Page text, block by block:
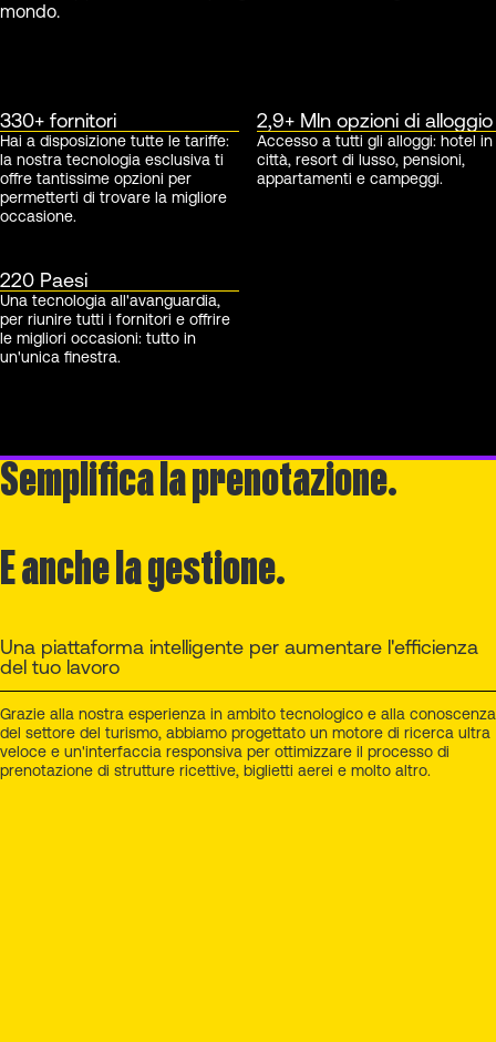
mondo.
330+ fornitori
Hai a disposizione tutte le tariffe:
la nostra tecnologia esclusiva ti
offre tantissime opzioni per
permetterti di trovare la migliore
occasione.
2,9+ Mln opzioni di alloggio
Accesso a tutti gli alloggi: hotel in
città, resort di lusso, pensioni,
appartamenti e campeggi.
220 Paesi
Una tecnologia all'avanguardia,
per riunire tutti i fornitori e offrire
le migliori occasioni: tutto in
un'unica finestra.
Semplifica la prenotazione.
E anche la gestione.
Una piattaforma intelligente per aumentare l'efficienza
del tuo lavoro
Grazie alla nostra esperienza in ambito tecnologico e alla conoscenza
del settore del turismo, abbiamo progettato un motore di ricerca ultra
veloce e un'interfaccia responsiva per ottimizzare il processo di
prenotazione di strutture ricettive, biglietti aerei e molto altro.